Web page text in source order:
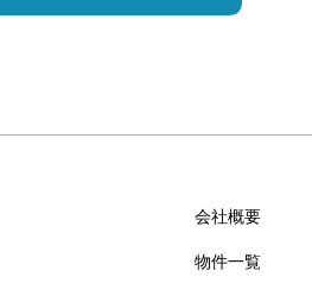
会社概要
物件一覧